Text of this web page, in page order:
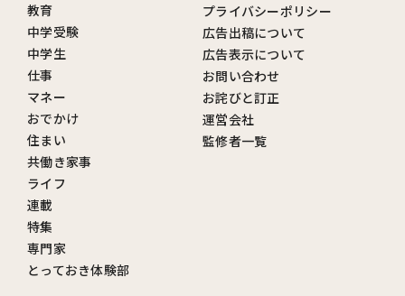
教育
中学受験
中学生
仕事
マネー
おでかけ
住まい
共働き家事
ライフ
連載
特集
専門家
とっておき体験部
プライバシーポリシー
広告出稿について
広告表示について
お問い合わせ
お詫びと訂正
運営会社
監修者一覧